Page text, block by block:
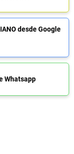
desde Google
Whatsapp